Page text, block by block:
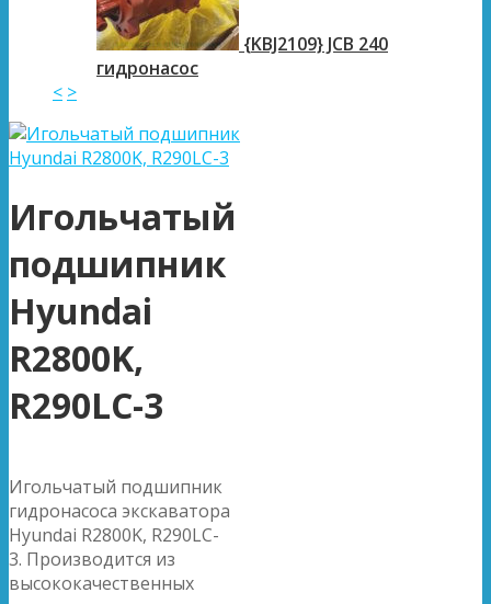
{KBJ2109} JCB 240
гидронасос
< >
Игольчатый
подшипник
Hyundai
R2800K,
R290LC-3
Игольчатый подшипник
гидронасоса экскаватора
Hyundai R2800K, R290LC-
3. Производится из
высококачественных